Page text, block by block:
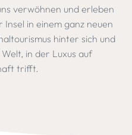
verwöhnen und erleben
Insel in einem ganz neuen
hinter sich und
in der Luxus auf
trifft.